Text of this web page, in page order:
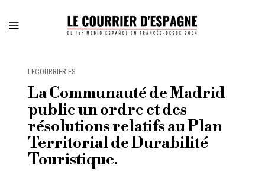
LECOURRIER.ES
La Communauté de Madrid
publie un ordre et des
résolutions relatifs au Plan
Territorial de Durabilité
Touristique.